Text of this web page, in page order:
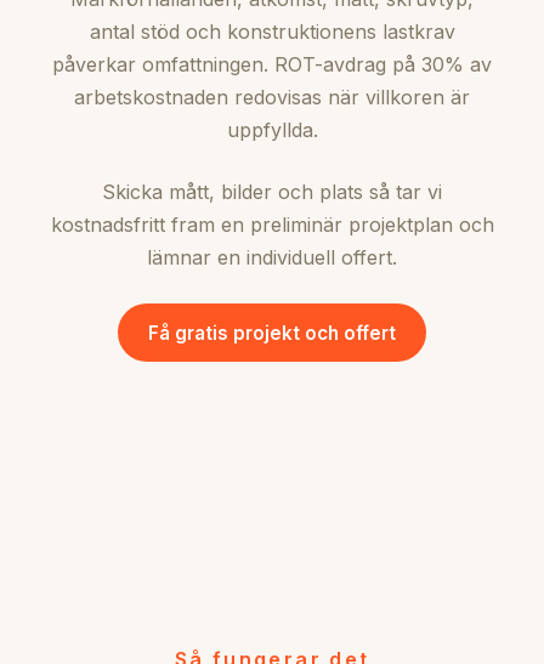
antal stöd och konstruktionens lastkrav
påverkar omfattningen. ROT-avdrag på 30% av
arbetskostnaden redovisas när villkoren är
uppfyllda.
Skicka mått, bilder och plats så tar vi
kostnadsfritt fram en preliminär projektplan och
lämnar en individuell offert.
Få gratis projekt och offert